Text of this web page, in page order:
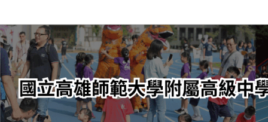
轉
至
主
內
容